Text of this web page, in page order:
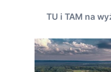
TU i TAM na